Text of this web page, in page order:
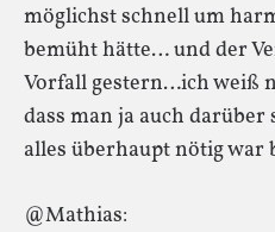
möglichst schnell um
bemüht hätte… und der
Vorfall gestern…ich weiß
dass man ja auch
alles überhaupt nötig war
@Mathias: